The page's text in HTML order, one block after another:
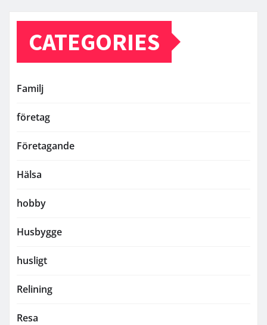
CATEGORIES
Familj
företag
Företagande
Hälsa
hobby
Husbygge
husligt
Relining
Resa